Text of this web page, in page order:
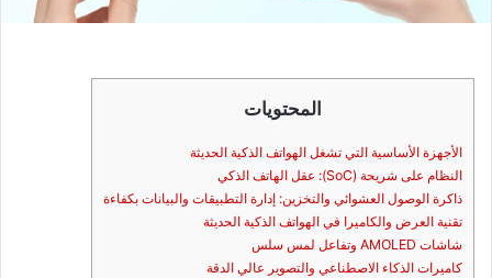
المحتويات
الأجهزة الأساسية التي تشغل الهواتف الذكية الحديثة
النظام على شريحة (SoC): عقل الهاتف الذكي
ذاكرة الوصول العشوائي والتخزين: إدارة التطبيقات والبيانات بكفاءة
تقنية العرض والكاميرا في الهواتف الذكية الحديثة
شاشات AMOLED وتفاعل لمس سلس
كاميرات الذكاء الاصطناعي والتصوير عالي الدقة